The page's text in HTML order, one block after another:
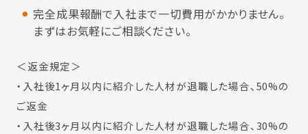
完全成果報酬で入社まで一切費用がかかりません。
まずはお気軽にご相談ください。
＜返金規定＞
・入社後1ヶ月以内に紹介した人材が退職した場合、50%の
ご返金
・入社後3ヶ月以内に紹介した人材が退職した場合、30%の